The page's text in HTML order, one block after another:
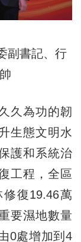
副書記、行
久為功的韌
生態文明水
護和系統治
工程，全區
復19.46萬
要濕地數量
0處增加到4